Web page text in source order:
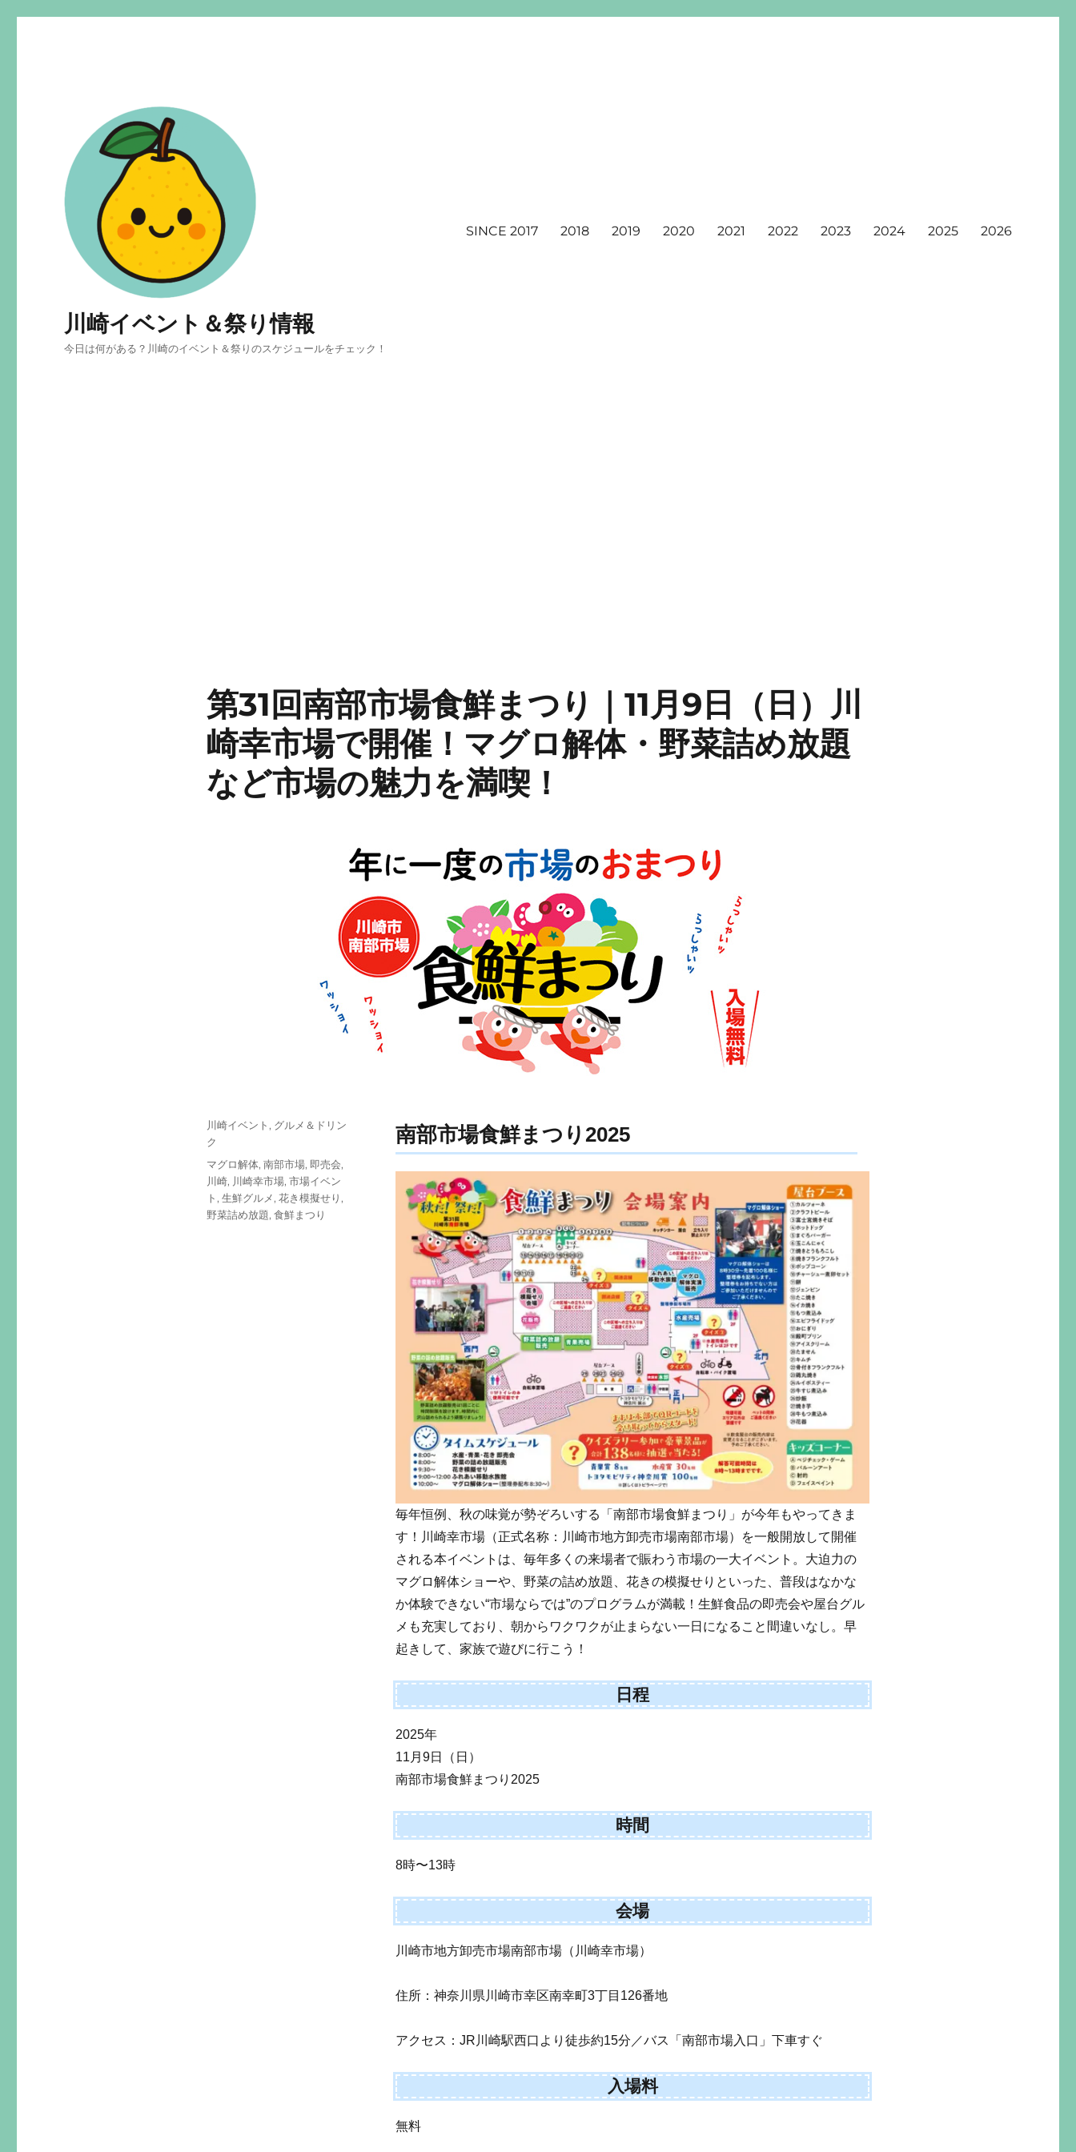
川崎イベント＆祭り情報
今日は何がある？川崎のイベント＆祭りのスケジュールをチェック！
SINCE 2017 2018 2019 2020 2021 2022 2023 2024 2025 2026
第31回南部市場食鮮まつり｜11月9日（日）川
崎幸市場で開催！マグロ解体・野菜詰め放題
など市場の魅力を満喫！
南部市場食鮮まつり2025
毎年恒例、秋の味覚が勢ぞろいする「南部市場食鮮まつり」が今年もやってきま
す！川崎幸市場（正式名称：川崎市地方卸売市場南部市場）を一般開放して開催
される本イベントは、毎年多くの来場者で賑わう市場の一大イベント。大迫力の
マグロ解体ショーや、野菜の詰め放題、花きの模擬せりといった、普段はなかな
か体験できない“市場ならでは”のプログラムが満載！生鮮食品の即売会や屋台グル
メも充実しており、朝からワクワクが止まらない一日になること間違いなし。早
起きして、家族で遊びに行こう！
日程
2025年
11月9日（日）
南部市場食鮮まつり2025
時間
8時〜13時
会場
川崎市地方卸売市場南部市場（川崎幸市場）
住所：神奈川県川崎市幸区南幸町3丁目126番地
アクセス：JR川崎駅西口より徒歩約15分／バス「南部市場入口」下車すぐ
入場料
無料
投
稿
カ
テ
リ
ー
川崎イベント , グルメ＆ドリン
ク
タ
グ
マグロ解体, 南部市場, 即売会,
川崎, 川崎幸市場, 市場イベン
ト , 生鮮グルメ, 花き模擬せり ,
野菜詰め放題, 食鮮まつり